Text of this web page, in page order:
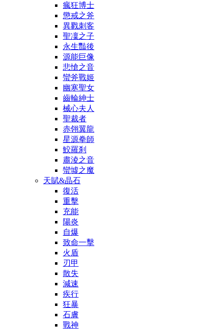
瘋狂博士
懲戒之斧
異戮刺客
聖凜之子
永生豔後
源能巨像
悲愴之音
蠻斧戰姬
幽寒聖女
齒輪紳士
械心夫人
聖裁者
赤翎翼龍
星源拳師
鮫羅刹
肅淩之音
蠻墟之魔
天賦&晶石
復活
重擊
充能
陽炎
自爆
致命一擊
火盾
刃甲
散失
減速
疾行
狂暴
石膚
戰神